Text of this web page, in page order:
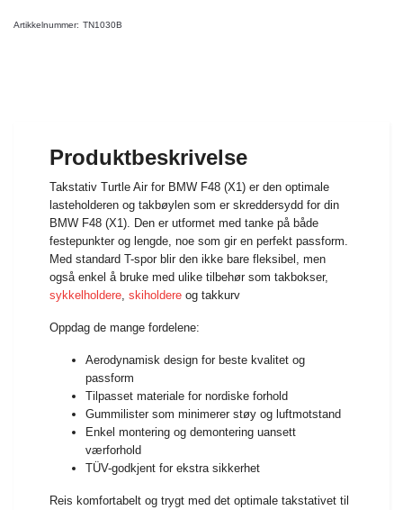
Artikkelnummer: TN1030B
Produktbeskrivelse
Takstativ Turtle Air for BMW F48 (X1) er den optimale
lasteholderen og takbøylen som er skreddersydd for din
BMW F48 (X1). Den er utformet med tanke på både
festepunkter og lengde, noe som gir en perfekt passform.
Med standard T-spor blir den ikke bare fleksibel, men
også enkel å bruke med ulike tilbehør som takbokser,
sykkelholdere skiholdere og takkurv
Oppdag de mange fordelene:
Aerodynamisk design for beste kvalitet og
passform
Tilpasset materiale for nordiske forhold
Gummilister som minimerer støy og luftmotstand
Enkel montering og demontering uansett
værforhold
TÜV-godkjent for ekstra sikkerhet
Reis komfortabelt og trygt med det optimale takstativet til